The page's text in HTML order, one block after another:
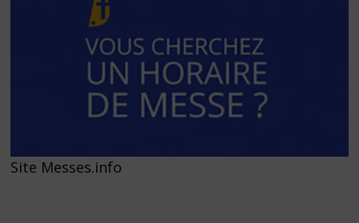
Site Messes.info